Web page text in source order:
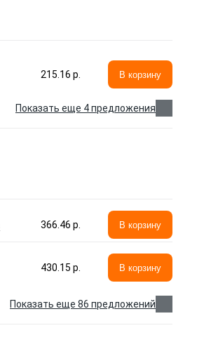
215.16 p. В корзину
Показать еще 4 предложения
366.46 p. В корзину
430.15 p. В корзину
Показать еще 86 предложений